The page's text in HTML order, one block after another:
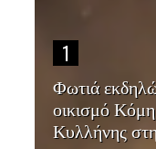
1
Φωτιά
οικισμό
Κυλλήνης